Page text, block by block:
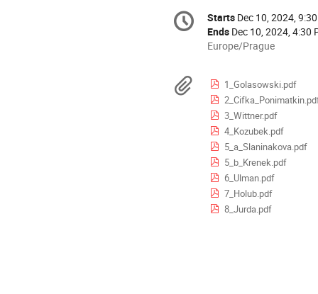
Conference
information
Date/Time
Starts Dec 10, 2024,
Ends Dec 10, 2024, 4:30
All
in
Europe/Prague
Europe/Prague
Materials
1_Golasowski.pdf
3_Wittner.pdf
4_Kozubek.pdf
5_a_Slaninakova.pdf
5_b_Krenek.pdf
6_Ulman.pdf
7_Holub.pdf
8_Jurda.pdf